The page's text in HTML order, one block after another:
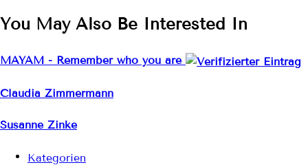
You May Also Be Interested In
MAYAM - Remember who you are
Claudia Zimmermann
Susanne Zinke
Kategorien